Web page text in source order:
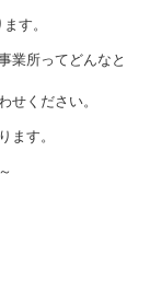
す。
業所ってどんなと
せください。
ます。